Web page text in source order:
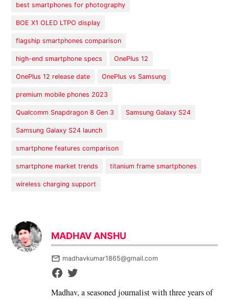
best smartphones for photography
BOE X1 OLED LTPO display
flagship smartphones comparison
high-end smartphone specs OnePlus 12
OnePlus 12 release date OnePlus vs Samsung
premium mobile phones 2023
Qualcomm Snapdragon 8 Gen 3 Samsung Galaxy S24
Samsung Galaxy S24 launch
smartphone features comparison
smartphone market trends titanium frame smartphones
wireless charging support
MADHAV ANSHU
madhavkumar1865@gmail.com
Madhav, a seasoned journalist with three years of